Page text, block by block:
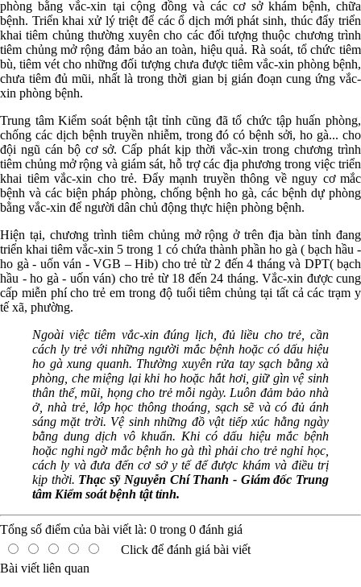
phòng bằng vắc-xin tại cộng đồng và các cơ sở khám bệnh, chữa
bệnh. Triển khai xử lý triệt để các ổ dịch mới phát sinh, thúc đẩy triển
khai tiêm chủng thường xuyên cho các đối tượng thuộc chương trình
tiêm chủng mở rộng đảm bảo an toàn, hiệu quả. Rà soát, tổ chức tiêm
bù, tiêm vét cho những đối tượng chưa được tiêm vắc-xin phòng bệnh,
chưa tiêm đủ mũi, nhất là trong thời gian bị gián đoạn cung ứng vắc-
xin phòng bệnh.
Trung tâm Kiểm soát bệnh tật tỉnh cũng đã tổ chức tập huấn phòng,
chống các dịch bệnh truyền nhiễm, trong đó có bệnh sởi, ho gà... cho
đội ngũ cán bộ cơ sở. Cấp phát kịp thời vắc-xin trong chương trình
tiêm chủng mở rộng và giám sát, hỗ trợ các địa phương trong việc triển
khai tiêm vắc-xin cho trẻ. Đẩy mạnh truyền thông về nguy cơ mắc
bệnh và các biện pháp phòng, chống bệnh ho gà, các bệnh dự phòng
bằng vắc-xin để người dân chủ động thực hiện phòng bệnh.
Hiện tại, chương trình tiêm chủng mở rộng ở trên địa bàn tỉnh đang
triển khai tiêm vắc-xin 5 trong 1 có chứa thành phần ho gà ( bạch hầu -
ho gà - uốn ván - VGB – Hib) cho trẻ từ 2 đến 4 tháng và DPT( bạch
hầu - ho gà - uốn ván) cho trẻ từ 18 đến 24 tháng. Vắc-xin được cung
cấp miễn phí cho trẻ em trong độ tuổi tiêm chủng tại tất cả các trạm y
tế xã, phường.
Ngoài việc tiêm vắc-xin đúng lịch, đủ liều cho trẻ, cần
cách ly trẻ với những người mắc bệnh hoặc có dấu hiệu
ho gà xung quanh. Thường xuyên rửa tay sạch bằng xà
phòng, che miệng lại khi ho hoặc hắt hơi, giữ gìn vệ sinh
thân thể, mũi, họng cho trẻ mỗi ngày. Luôn đảm bảo nhà
ở, nhà trẻ, lớp học thông thoáng, sạch sẽ và có đủ ánh
sáng mặt trời. Vệ sinh những đồ vật tiếp xúc hằng ngày
bằng dung dịch vô khuẩn. Khi có dấu hiệu mắc bệnh
hoặc nghi ngờ mắc bệnh ho gà thì phải cho trẻ nghỉ học,
cách ly và đưa đến cơ sở y tế để được khám và điều trị
kịp thời. Thạc sỹ Nguyễn Chí Thanh - Giám đốc Trung
tâm Kiểm soát bệnh tật tỉnh.
Tổng số điểm của bài viết là: 0 trong 0 đánh giá
Click để đánh giá bài viết
Bài viết liên quan